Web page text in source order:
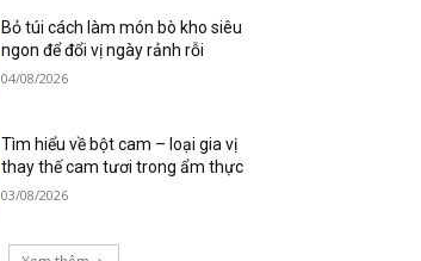
Bỏ túi cách làm món bò kho siêu
ngon để đổi vị ngày rảnh rỗi
04/08/2026
Tìm hiểu về bột cam – loại gia vị
thay thế cam tươi trong ẩm thực
03/08/2026